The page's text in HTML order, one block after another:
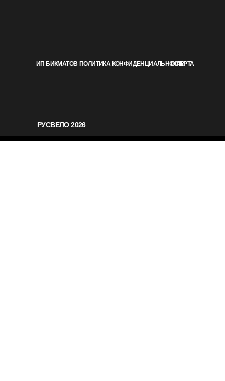
РУСВЕЛО 2026
ИП БИКМАТОВ ОФЕРТА
ПОЛИТИКА КОНФИДЕНЦИАЛЬНОСТИ